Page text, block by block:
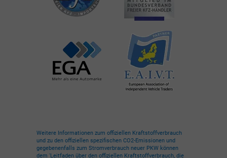
Weitere Informationen zum offiziellen Kraftstoffverbrauch
und zu den offiziellen spezifischen CO2-Emissionen und
gegebenenfalls zum Stromverbrauch neuer PKW können
dem 'Leitfaden über den offiziellen Kraftstoffverbrauch, die